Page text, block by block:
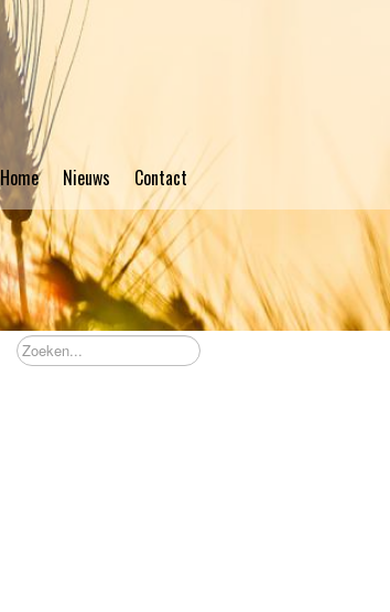
Home Nieuws Contact